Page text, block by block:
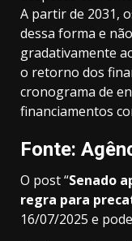
A partir de 2031,
dessa forma e
gradativamente
o retorno dos
cronograma de
financiamentos
Fonte:
O post “Senado
regra para
16/07/2025 e